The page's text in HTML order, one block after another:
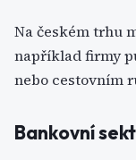
Na českém trhu
například firmy
nebo cestovním
Bankovní